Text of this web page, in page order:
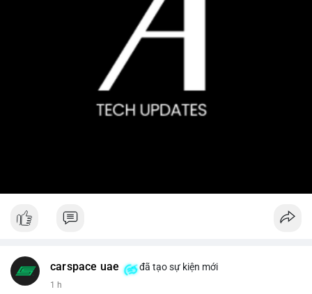
carspace uae đã tạo sự kiện mới
1 h